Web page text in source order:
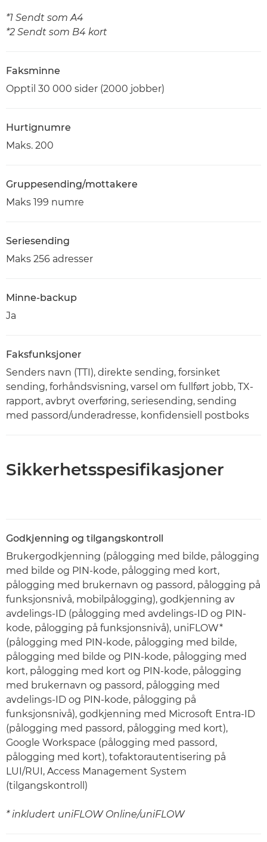
*1 Sendt som A4
*2 Sendt som B4 kort
Faksminne
Opptil 30 000 sider (2000 jobber)
Hurtignumre
Maks. 200
Gruppesending/mottakere
Maks 199 numre
Seriesending
Maks 256 adresser
Minne-backup
Ja
Faksfunksjoner
Senders navn (TTI), direkte sending, forsinket
sending, forhåndsvisning, varsel om fullført jobb, TX-
rapport, avbryt overføring, seriesending, sending
med passord/underadresse, konfidensiell postboks
Sikkerhetsspesifikasjoner
Godkjenning og tilgangskontroll
Brukergodkjenning (pålogging med bilde, pålogging
med bilde og PIN-kode, pålogging med kort,
pålogging med brukernavn og passord, pålogging på
funksjonsnivå, mobilpålogging), godkjenning av
avdelings-ID (pålogging med avdelings-ID og PIN-
kode, pålogging på funksjonsnivå), uniFLOW*
(pålogging med PIN-kode, pålogging med bilde,
pålogging med bilde og PIN-kode, pålogging med
kort, pålogging med kort og PIN-kode, pålogging
med brukernavn og passord, pålogging med
avdelings-ID og PIN-kode, pålogging på
funksjonsnivå), godkjenning med Microsoft Entra-ID
(pålogging med passord, pålogging med kort),
Google Workspace (pålogging med passord,
pålogging med kort), tofaktorautentisering på
LUI/RUI, Access Management System
(tilgangskontroll)
* inkludert uniFLOW Online/uniFLOW